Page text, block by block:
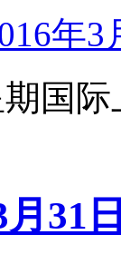
年
国
月31